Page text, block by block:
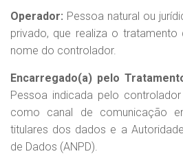
Operador: Pessoa natural ou
privado, que realiza o
nome do controlador.
Encarregado(a) pelo
Pessoa indicada pelo
como canal de comunicação
titulares dos dados e a
de Dados (ANPD).